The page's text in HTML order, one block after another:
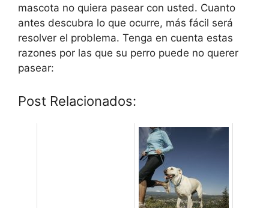
mascota no quiera pasear con usted. Cuanto
antes descubra lo que ocurre, más fácil será
resolver el problema. Tenga en cuenta estas
razones por las que su perro puede no querer
pasear:
Post Relacionados: